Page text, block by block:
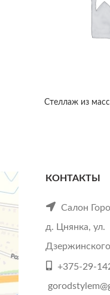
Стеллаж из
КОНТАКТЫ
Салон
д. Цнянка, ул.
+375-29-